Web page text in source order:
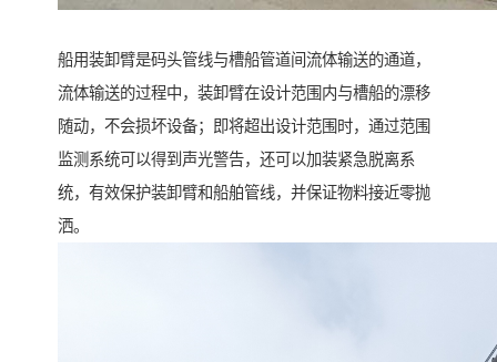
船用装卸臂是码头管线与槽船管道间流体输送的通道，
流体输送的过程中，装卸臂在设计范围内与槽船的漂移
随动，不会损坏设备；即将超出设计范围时，通过范围
监测系统可以得到声光警告，还可以加装紧急脱离系
统，有效保护装卸臂和船舶管线，并保证物料接近零抛
洒。